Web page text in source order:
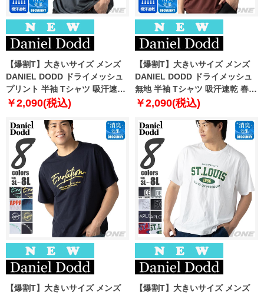
【爆割T】大きいサイズ メンズ
DANIEL DODD ドライメッシュ
プリント 半袖 Tシャツ 吸汗速乾
春夏新作 tjt-2602dry4 【fre】
￥2,090(税込)
【爆割T】大きいサイズ メンズ
DANIEL DODD ドライメッシュ
無地 半袖 Tシャツ 吸汗速乾 春夏
新作 tjt-2602dry5 【fre】
￥2,090(税込)
【爆割T】大きいサイズ メンズ
【爆割T】大きいサイズ メンズ